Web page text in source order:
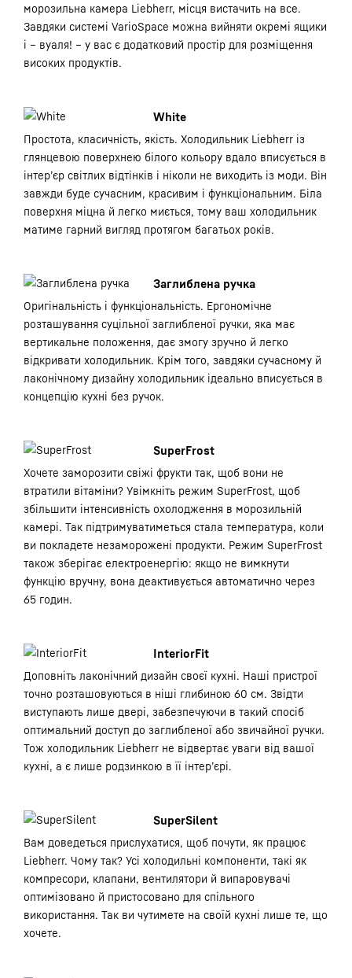
морозильна камера Liebherr, місця вистачить на все.
Завдяки системі VarioSpace можна вийняти окремі ящики
і – вуаля! – у вас є додатковий простір для розміщення
високих продуктів.
White
Простота, класичність, якість. Холодильник Liebherr із
глянцевою поверхнею білого кольору вдало вписується в
інтер’єр світлих відтінків і ніколи не виходить із моди. Він
завжди буде сучасним, красивим і функціональним. Біла
поверхня міцна й легко миється, тому ваш холодильник
матиме гарний вигляд протягом багатьох років.
Заглиблена ручка
Оригінальність і функціональність. Ергономічне
розташування суцільної заглибленої ручки, яка має
вертикальне положення, дає змогу зручно й легко
відкривати холодильник. Крім того, завдяки сучасному й
лаконічному дизайну холодильник ідеально вписується в
концепцію кухні без ручок.
SuperFrost
Хочете заморозити свіжі фрукти так, щоб вони не
втратили вітаміни? Увімкніть режим SuperFrost, щоб
збільшити інтенсивність охолодження в морозильній
камері. Так підтримуватиметься стала температура, коли
ви покладете незаморожені продукти. Режим SuperFrost
також зберігає електроенергію: якщо не вимкнути
функцію вручну, вона деактивується автоматично через
65 годин.
InteriorFit
Доповніть лаконічний дизайн своєї кухні. Наші пристрої
точно розташовуються в ніші глибиною 60 см. Звідти
виступають лише двері, забезпечуючи в такий спосіб
оптимальний доступ до заглибленої або звичайної ручки.
Тож холодильник Liebherr не відвертає уваги від вашої
кухні, а є лише родзинкою в її інтер’єрі.
SuperSilent
Вам доведеться прислухатися, щоб почути, як працює
Liebherr. Чому так? Усі холодильні компоненти, такі як
компресори, клапани, вентилятори й випаровувачі
оптимізовано й пристосовано для спільного
використання. Так ви чутимете на своїй кухні лише те, що
хочете.